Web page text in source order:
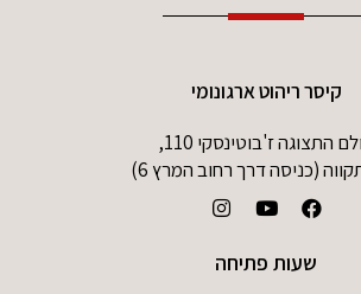
קיסר ריהוט ארגונומי
התצוגה ז'בוטינסקי 110,
(כניסה דרך רחוב המרץ 6)
שעות פתיחה